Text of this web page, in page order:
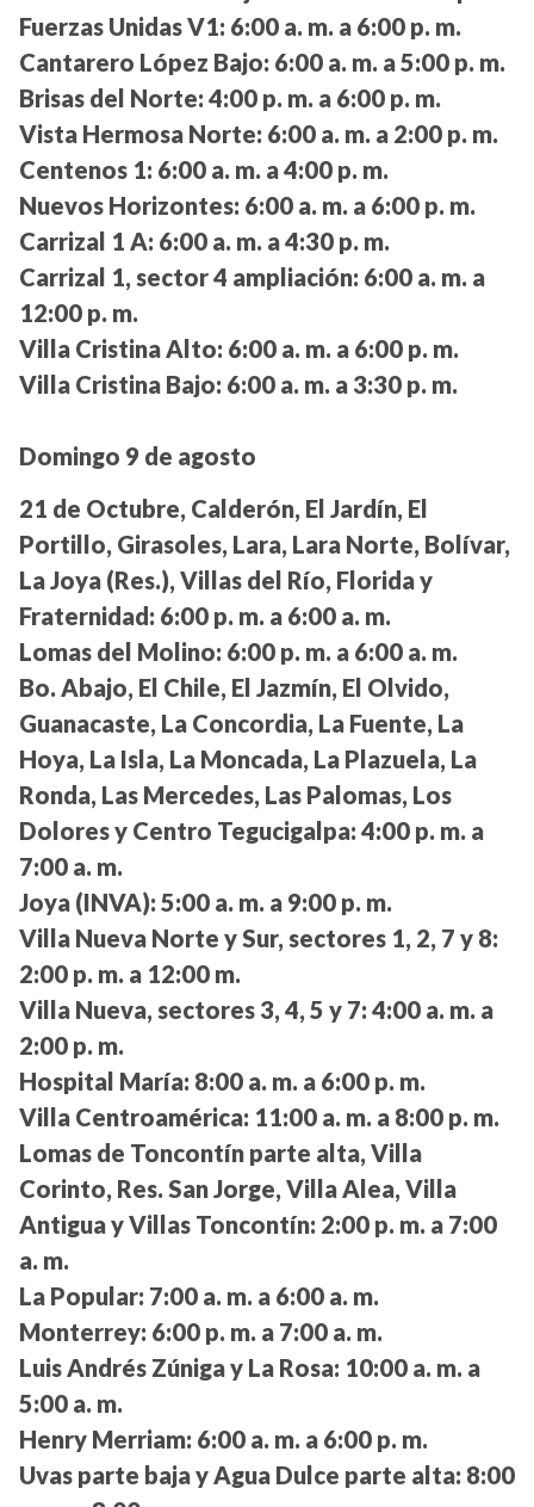
Fuerzas Unidas V1: 6:00 a. m. a 6:00 p. m.
Cantarero López Bajo: 6:00 a. m. a 5:00 p. m.
Brisas del Norte: 4:00 p. m. a 6:00 p. m.
Vista Hermosa Norte: 6:00 a. m. a 2:00 p. m.
Centenos 1: 6:00 a. m. a 4:00 p. m.
Nuevos Horizontes: 6:00 a. m. a 6:00 p. m.
Carrizal 1 A: 6:00 a. m. a 4:30 p. m.
Carrizal 1, sector 4 ampliación: 6:00 a. m. a
12:00 p. m.
Villa Cristina Alto: 6:00 a. m. a 6:00 p. m.
Villa Cristina Bajo: 6:00 a. m. a 3:30 p. m.
Domingo 9 de agosto
21 de Octubre, Calderón, El Jardín, El
Portillo, Girasoles, Lara, Lara Norte, Bolívar,
La Joya (Res.), Villas del Río, Florida y
Fraternidad: 6:00 p. m. a 6:00 a. m.
Lomas del Molino: 6:00 p. m. a 6:00 a. m.
Bo. Abajo, El Chile, El Jazmín, El Olvido,
Guanacaste, La Concordia, La Fuente, La
Hoya, La Isla, La Moncada, La Plazuela, La
Ronda, Las Mercedes, Las Palomas, Los
Dolores y Centro Tegucigalpa: 4:00 p. m. a
7:00 a. m.
Joya (INVA): 5:00 a. m. a 9:00 p. m.
Villa Nueva Norte y Sur, sectores 1, 2, 7 y 8:
2:00 p. m. a 12:00 m.
Villa Nueva, sectores 3, 4, 5 y 7: 4:00 a. m. a
2:00 p. m.
Hospital María: 8:00 a. m. a 6:00 p. m.
Villa Centroamérica: 11:00 a. m. a 8:00 p. m.
Lomas de Toncontín parte alta, Villa
Corinto, Res. San Jorge, Villa Alea, Villa
Antigua y Villas Toncontín: 2:00 p. m. a 7:00
a. m.
La Popular: 7:00 a. m. a 6:00 a. m.
Monterrey: 6:00 p. m. a 7:00 a. m.
Luis Andrés Zúniga y La Rosa: 10:00 a. m. a
5:00 a. m.
Henry Merriam: 6:00 a. m. a 6:00 p. m.
Uvas parte baja y Agua Dulce parte alta: 8:00